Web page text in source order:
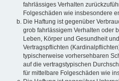
fahrlässiges Verhalten
Folgeschäden wie insbesondere
Die Haftung ist gegenüber
grob fahrlässigem Verhalten oder
Leben, Körper und Gesundheit
Vertragspflichten
typischerweise vorhersehbaren
auf die vertragstypischen
für mittelbare Folgeschäden wie